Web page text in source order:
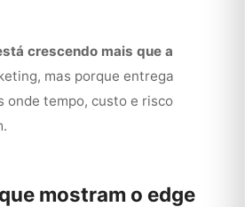
crescendo mais que a
mas porque entrega
onde tempo, custo e risco
mostram o edge